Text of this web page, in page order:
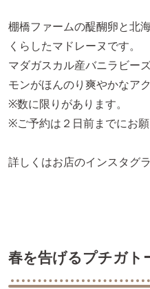
棚橋ファームの醍醐卵と北
くらしたマドレーヌです。
マダガスカル産バニラビー
モンがほんのり爽やかなア
※数に限りがあります。
※ご予約は２日前までにお願
詳しくはお店のインスタグ
春を告げるプチガト